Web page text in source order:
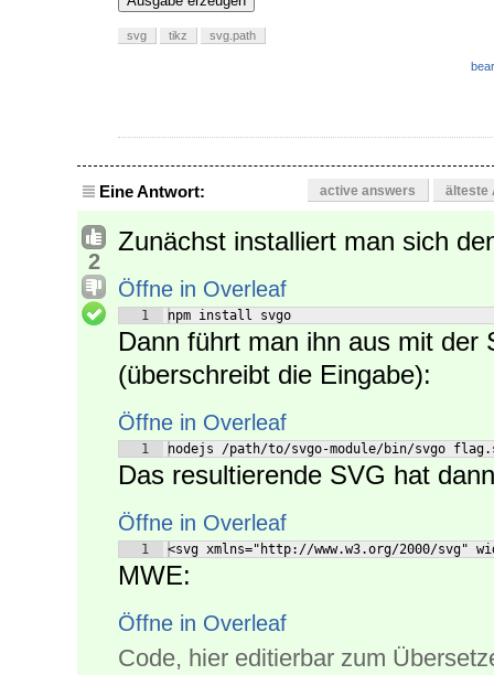
svg tikz svg.path
Eine Antwort: active answers älteste
2
Zunächst installiert man sich
Öffne in Overleaf
1 npm install svgo
Dann führt man ihn aus mit der
(überschreibt die Eingabe):
Öffne in Overleaf
1 nodejs /path/to/svgo-module/bin/svgo
Das resultierende SVG hat
Öffne in Overleaf
1 <svg xmlns="http://www.w3.org/2000/svg"
MWE:
Öffne in Overleaf
Code, hier editierbar zum